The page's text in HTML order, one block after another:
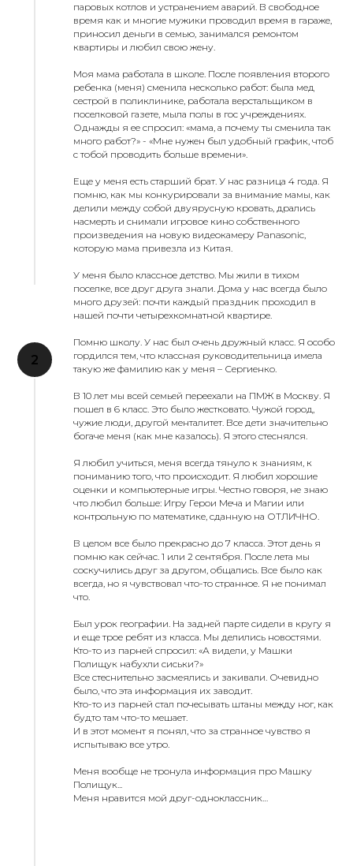
паровых котлов и устранением аварий. В свободное
время как и многие мужики проводил время в гараже,
приносил деньги в семью, занимался ремонтом
квартиры и любил свою жену.
Моя мама работала в школе. После появления второго
ребенка (меня) сменила несколько работ: была мед
сестрой в поликлинике, работала верстальщиком в
поселковой газете, мыла полы в гос учреждениях.
Однажды я ее спросил: «мама, а почему ты сменила так
много работ?» - «Мне нужен был удобный график, чтоб
с тобой проводить больше времени».
Еще у меня есть старший брат. У нас разница 4 года. Я
помню, как мы конкурировали за внимание мамы, как
делили между собой двуярусную кровать, дрались
насмерть и снимали игровое кино собственного
произведения на новую видеокамеру Panasonic,
которую мама привезла из Китая.
У меня было классное детство. Мы жили в тихом
поселке, все друг друга знали. Дома у нас всегда было
много друзей: почти каждый праздник проходил в
нашей почти четырехкомнатной квартире.
Помню школу. У нас был очень дружный класс. Я особо
гордился тем, что классная руководительница имела
такую же фамилию как у меня – Сергиенко.
В 10 лет мы всей семьей переехали на ПМЖ в Москву. Я
пошел в 6 класс. Это было жестковато. Чужой город,
чужие люди, другой менталитет. Все дети значительно
богаче меня (как мне казалось). Я этого стеснялся.
Я любил учиться, меня всегда тянуло к знаниям, к
пониманию того, что происходит. Я любил хорошие
оценки и компьютерные игры. Честно говоря, не знаю
что любил больше: Игру Герои Меча и Магии или
контрольную по математике, сданную на ОТЛИЧНО.
В целом все было прекрасно до 7 класса. Этот день я
помню как сейчас. 1 или 2 сентября. После лета мы
соскучились друг за другом, общались. Все было как
всегда, но я чувствовал что-то странное. Я не понимал
что.
Был урок географии. На задней парте сидели в кругу я
и еще трое ребят из класса. Мы делились новостями.
Кто-то из парней спросил: «А видели, у Машки
Полищук набухли сиськи?»
Все стеснительно засмеялись и закивали. Очевидно
было, что эта информация их заводит.
Кто-то из парней стал почесывать штаны между ног, как
будто там что-то мешает.
И в этот момент я понял, что за странное чувство я
испытываю все утро.
Меня вообще не тронула информация про Машку
Полищук...
Меня нравится мой друг-одноклассник…